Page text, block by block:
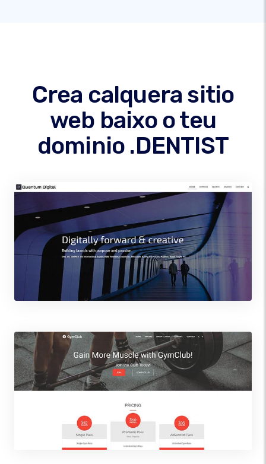
Crea calquera sitio
web baixo o teu
dominio .DENTIST